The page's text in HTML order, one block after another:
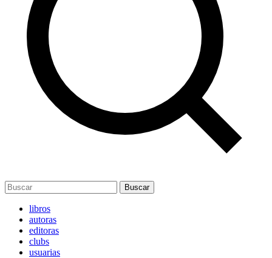
Buscar
libros
autoras
editoras
clubs
usuarias